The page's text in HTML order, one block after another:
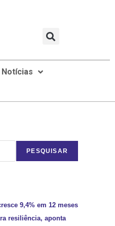
Notícias
PESQUISAR
9,4% em 12 meses
resiliência, aponta